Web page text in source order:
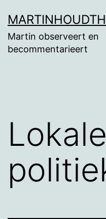
naar
de
Martin observeert en
becommentarieert
Lokale